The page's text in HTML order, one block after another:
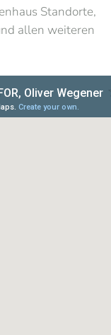
Standorte,
allen weiteren